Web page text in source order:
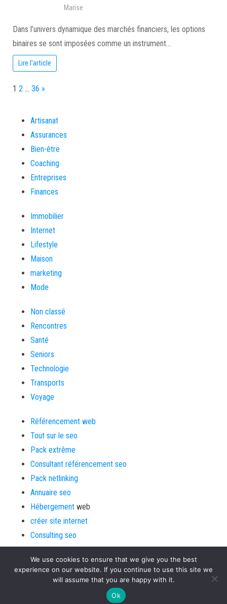
Marise
Dans l’univers dynamique des marchés financiers, les options
binaires se sont imposées comme un instrument…
Lire l'article
Page:
1 2 … 36 Next
»
Artisanat
Assurances
Bien-être
Coaching
Entreprises
Finances
Immobilier
Internet
Lifestyle
Maison
marketing
Mode
Non classé
Rencontres
Santé
Seniors
Technologie
Transports
Voyage
Référencement web
Tout sur le seo
Pack extrême
Consultant référencement seo
Pack netlinking
Annuaire seo
Hébergement web
créer site internet
Consulting seo
Aide aux webmasters
We use cookies to ensure that we give you the best
experience on our website. If you continue to use this site we
will assume that you are happy with it.
Ok